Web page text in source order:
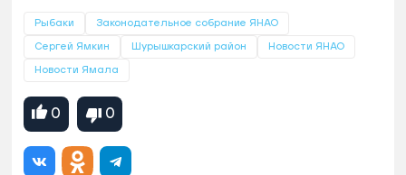
Рыбаки Законодательное собрание ЯНАО
Сергей Ямкин Шурышкарский район Новости ЯНАО
Новости Ямала
0 0